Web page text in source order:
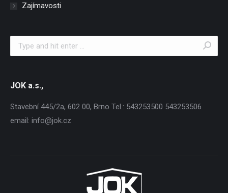
Zajímavosti
Search:
JOK a.s.,
Stavební 445/2a, 602 00, Brno Tel.: 543253500 543253506
email: info@jok.cz